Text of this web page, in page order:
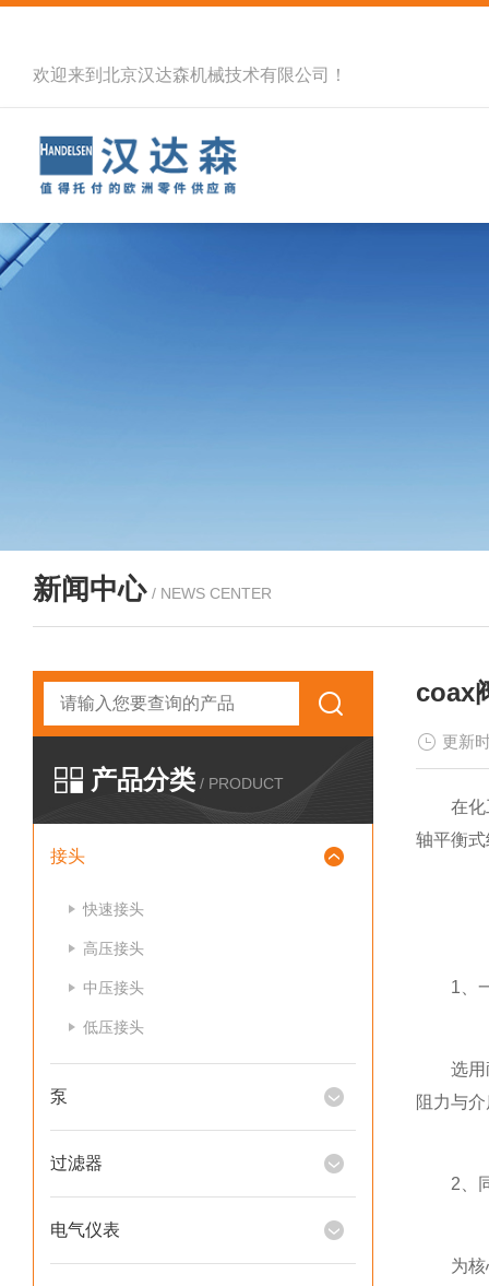
欢迎来到北京汉达森机械技术有限公司！
新闻中心 / NEWS CENTER
产品分类 / PRODUCT
接头
快速接头
高压接头
中压接头
低压接头
泵
过滤器
电气仪表
coax
更新
在化工
轴平衡
1、一
选用耐
阻力与
2、同
为核心